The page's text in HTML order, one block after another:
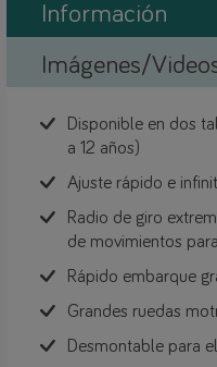
Información
Imágenes/
Disponible en dos
a 12 años)
Ajuste rápido e
Radio de giro
de movimientos
Rápido embarque
Grandes ruedas
Desmontable para